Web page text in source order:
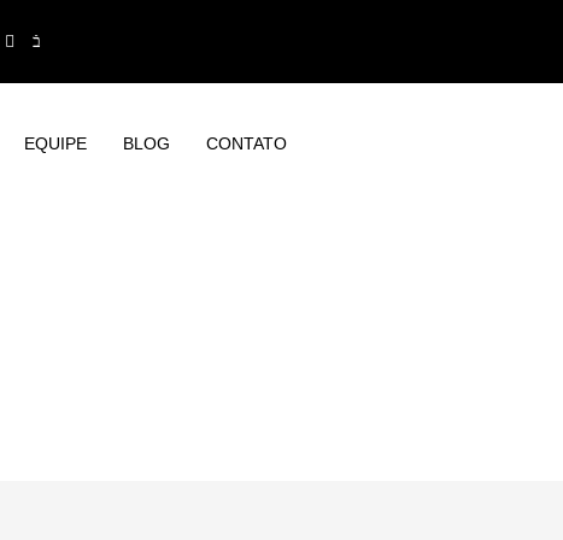
EQUIPE BLOG CONTATO